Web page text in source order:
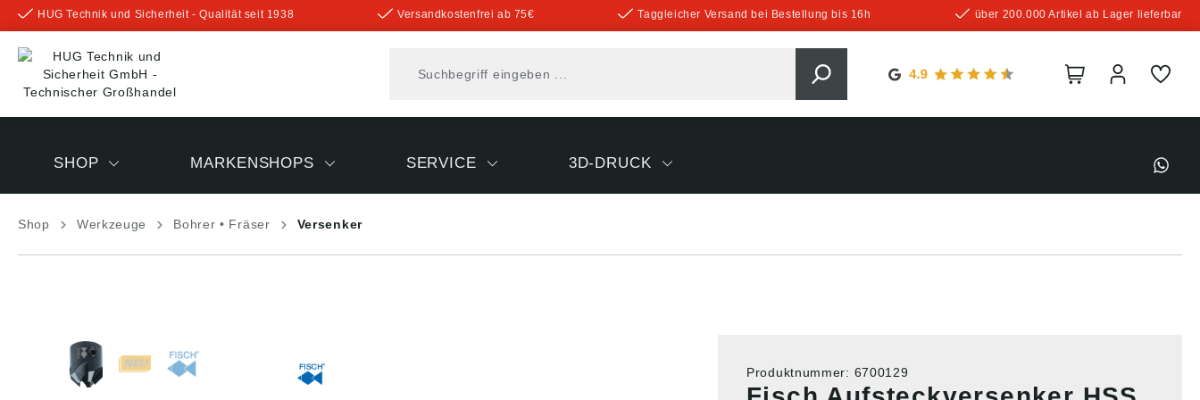
springen
HUG Technik und Sicherheit - Qualität seit 1938 Versandkostenfrei ab 75€ Taggleicher Versand bei Bestellung bis 16h über 200.000 Artikel ab Lager lieferbar
SHOP MARKENSHOPS SERVICE 3D-DRUCK
Shop Werkzeuge Bohrer • Fräser Versenker
Produktnummer: 6700129